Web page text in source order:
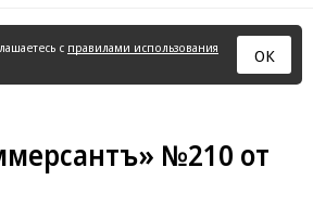
с правилами использования
ОК
№210 от